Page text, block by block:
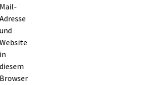
Mail-
Adresse
und
Website
in
diesem
Browser